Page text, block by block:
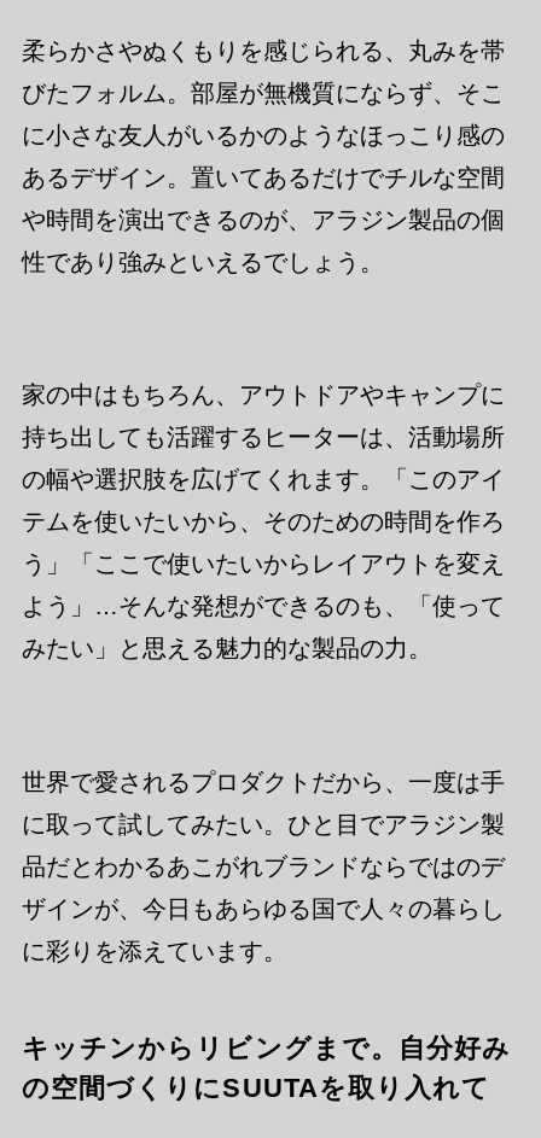
柔らかさやぬくもりを感じられる、丸みを帯
びたフォルム。部屋が無機質にならず、そこ
に小さな友人がいるかのようなほっこり感の
あるデザイン。置いてあるだけでチルな空間
や時間を演出できるのが、アラジン製品の個
性であり強みといえるでしょう。
家の中はもちろん、アウトドアやキャンプに
持ち出しても活躍するヒーターは、活動場所
の幅や選択肢を広げてくれます。「このアイ
テムを使いたいから、そのための時間を作ろ
う」「ここで使いたいからレイアウトを変え
よう」…そんな発想ができるのも、「使って
みたい」と思える魅力的な製品の力。
世界で愛されるプロダクトだから、一度は手
に取って試してみたい。ひと目でアラジン製
品だとわかるあこがれブランドならではのデ
ザインが、今日もあらゆる国で人々の暮らし
に彩りを添えています。
キッチンからリビングまで。自分好み
の空間づくりにSUUTAを取り入れて